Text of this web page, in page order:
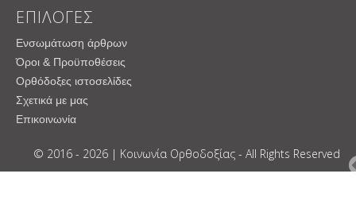
ΕΠΙΛΟΓΕΣ
Ενσωμάτωση άρθρων
Όροι & Προϋποθέσεις
Ορθόδοξες ιστοσελίδες
Σχετικά με μας
Επικοινωνία
© 2016 - 2026 | Κοινωνία Ορθοδοξίας - All Rights Reserved